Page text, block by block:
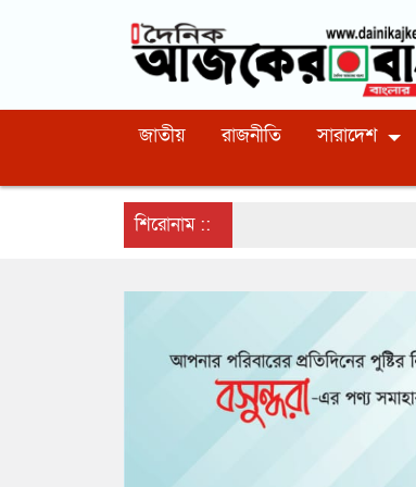
জাতীয় রাজনীতি সারাদেশ
শিরোনাম ::